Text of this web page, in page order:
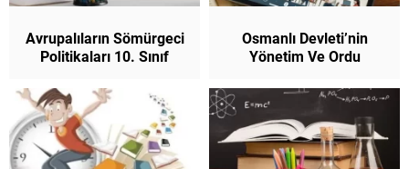
Avrupalıların Sömürgeci
Politikaları 10. Sınıf
Osmanlı Devleti’nin
Yönetim Ve Ordu
Sınıf Tarih (Yeni